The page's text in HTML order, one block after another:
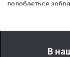
подобається
гардероба?
В